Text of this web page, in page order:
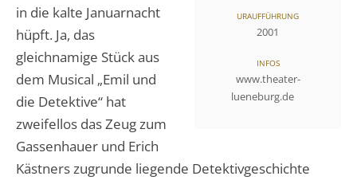
URAUFFÜHRUNG
2001
INFOS
www.theater-
lueneburg.de
in die kalte Januarnacht
hüpft. Ja, das
gleichnamige Stück aus
dem Musical „Emil und
die Detektive“ hat
zweifellos das Zeug zum
Gassenhauer und Erich
Kästners zugrunde liegende Detektivgeschichte